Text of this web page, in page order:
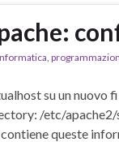
,
su un nuovo
/etc/
queste